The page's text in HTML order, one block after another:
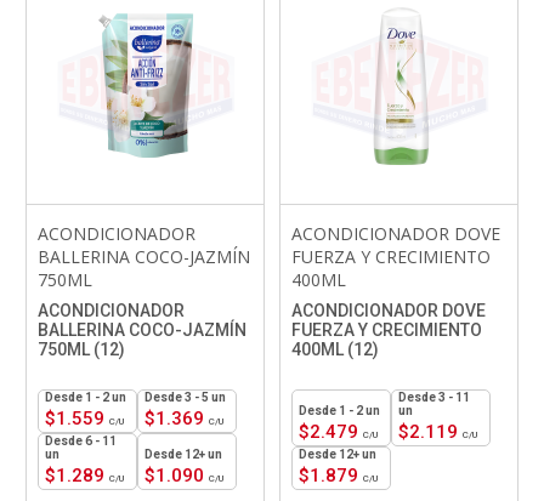
ACONDICIONADOR
BALLERINA COCO-JAZMÍN
750ML
ACONDICIONADOR
BALLERINA COCO-JAZMÍN
750ML (12)
$1.559
1 - 2un
$1.369
3 - 5 un
$1.289
6 - 11
un
$1.090
12+ un
ACONDICIONADOR DOVE
FUERZA Y CRECIMIENTO
400ML
ACONDICIONADOR DOVE
FUERZA Y CRECIMIENTO
400ML (12)
$2.479
1 - 2un
$2.119
3 - 11
un
$1.879
12+ un